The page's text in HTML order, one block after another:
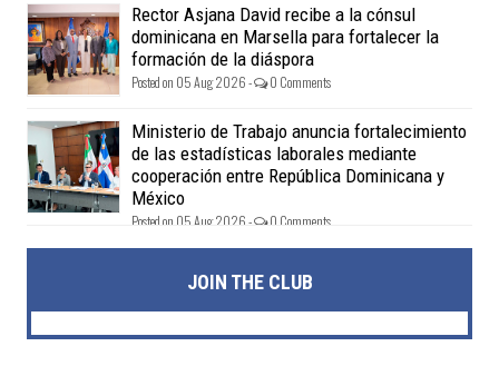
Rector Asjana David recibe a la cónsul
dominicana en Marsella para fortalecer la
formación de la diáspora
Posted on 05 Aug 2026 - 0 Comments
Ministerio de Trabajo anuncia fortalecimiento
de las estadísticas laborales mediante
cooperación entre República Dominicana y
México
Posted on 05 Aug 2026 - 0 Comments
JOIN THE CLUB